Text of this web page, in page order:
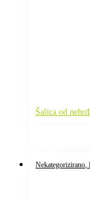
Šalica od
Nekategorizirano